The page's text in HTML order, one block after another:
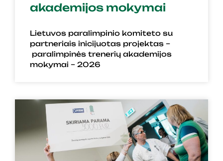
akademijos mokymai
Lietuvos paralimpinio komiteto su
partneriais inicijuotas projektas –
paralimpinės trenerių akademijos
mokymai – 2026